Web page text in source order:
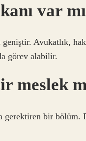
var
Avukatlık,
görev alabilir.
meslek
gerektiren bir